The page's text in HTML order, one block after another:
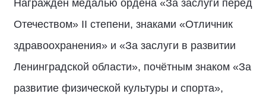
Награжден медалью ордена «За заслуги перед
Отечеством» II степени, знаками «Отличник
здравоохранения» и «За заслуги в развитии
Ленинградской области», почётным знаком «За
развитие физической культуры и спорта»,